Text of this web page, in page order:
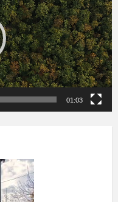
01:03